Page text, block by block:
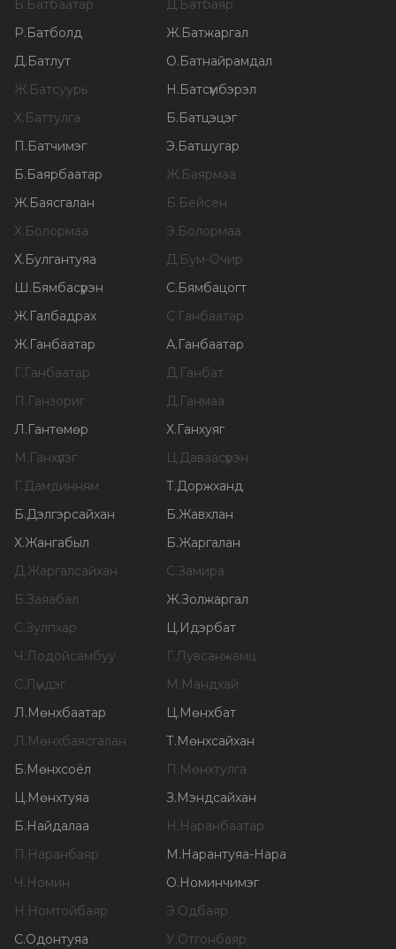
Б. Батбаатар Д. Батбаяр
Р. Батболд Ж. Батжаргал
Д. Батлут О. Батнайрамдал
Ж. Батсуурь Н . Батсүмбэрэл
Х. Баттулга Б. Батцэцэг
П . Батчимэг Э. Батшугар
Б. Баярбаатар Ж. Баярмаа
Ж. Баясгалан Б. Бейсен
Х. Болормаа Э. Болормаа
Х. Булгантуяа Д. Бум-Очир
Ш . Бямбасүрэн С. Бямбацогт
Ж. Галбадрах С. Ганбаатар
Ж. Ганбаатар А. Ганбаатар
Г. Ганбаатар Д. Ганбат
П . Ганзориг Д. Ганмаа
Л . Гантөмөр Х. Ганхуяг
М . Ганхүлэг Ц.Даваасүрэн
Г.Дамдинням Т.Доржханд
Б.Дэлгэрсайхан Б.Жавхлан
Х.Жангабыл Б.Жаргалан
Д.Жаргалсайхан С.Замира
Б.Заяабал Ж.Золжаргал
С.Зулпхар Ц. Идэрбат
Ч .Лодойсамбуу Г.Лувсанжамц
С.Лүндэг М . Мандхай
Л . Мөнхбаатар Ц. Мөнхбат
Л . Мөнхбаясгалан Т. Мөнхсайхан
Б. Мөнхсоёл П . Мөнхтулга
Ц. Мөнхтуяа З. Мэндсайхан
Б. Найдалаа Н . Наранбаатар
П . Наранбаяр М . Нарантуяа-Нара
Ч . Номин О. Номинчимэг
Н . Номтойбаяр Э.Одбаяр
С.Одонтуяа У.Отгонбаяр